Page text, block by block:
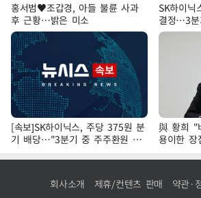
홍서범♥조갑경, 아들 불륜 사과
후 근황…밝은 미소
SK하이닉
결정…3분
표
[속보]SK하이닉스, 주당 375원 분
기 배당…"3분기 중 주주환원 방
안 확정"
與 황희 "
용이한 장
회사소개 제휴/컨텐츠 판매 약관·